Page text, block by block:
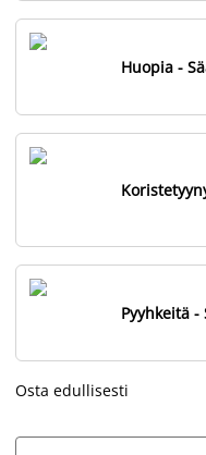
Huopia -
Pyyhkeitä -
Osta edullisesti